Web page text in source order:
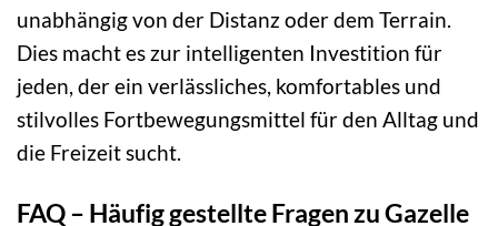
unabhängig von der Distanz oder dem Terrain.
Dies macht es zur intelligenten Investition für
jeden, der ein verlässliches, komfortables und
stilvolles Fortbewegungsmittel für den Alltag und
die Freizeit sucht.
FAQ – Häufig gestellte Fragen zu Gazelle